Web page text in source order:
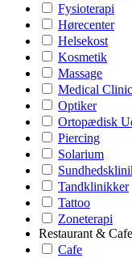
Fysioterapi
Hørecenter
Helsekost
Kosmetik
Massage
Medical Clinic
Optiker
Ortopædisk
Piercing
Solarium
Tandklinikker
Tattoo
Zoneterapi
Restaurant & Cafe
Cafe